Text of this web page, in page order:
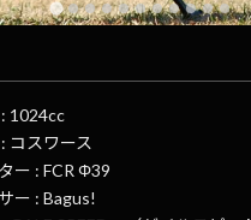
1024cc
コスワース
ー : FCR Φ39
ー : Bagus!